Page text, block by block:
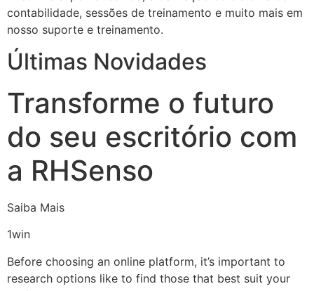
contabilidade, sessões de treinamento e muito mais em
nosso suporte e treinamento.
Últimas Novidades
Transforme o futuro
do seu escritório com
a RHSenso
Saiba Mais
1win
Before choosing an online platform, it’s important to
research options like to find those that best suit your